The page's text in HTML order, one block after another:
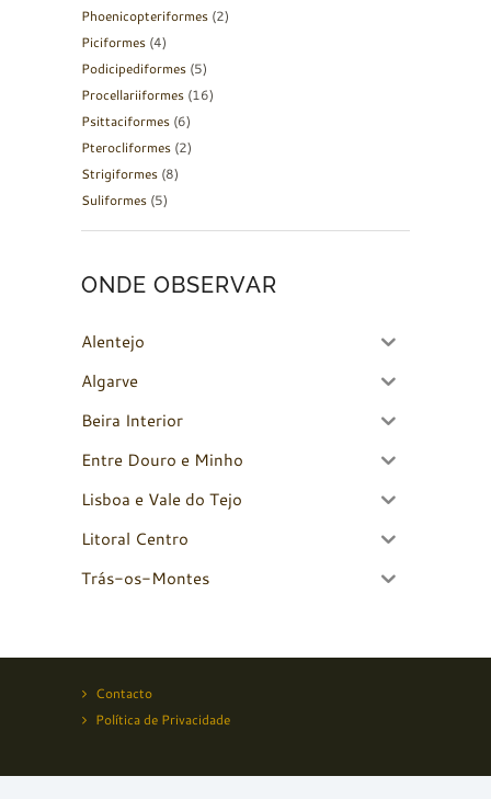
Phoenicopteriformes (2)
Piciformes (4)
Podicipediformes (5)
Procellariiformes (16)
Psittaciformes (6)
Pterocliformes (2)
Strigiformes (8)
Suliformes (5)
ONDE OBSERVAR
Alentejo
Algarve
Beira Interior
Entre Douro e Minho
Lisboa e Vale do Tejo
Litoral Centro
Trás-os-Montes
Contacto
Política de Privacidade